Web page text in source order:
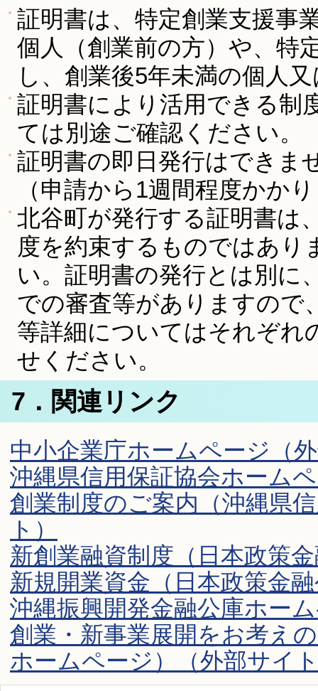
証明書は、特定創業支援事
個人（創業前の方）や、特
し、創業後5年未満の個人
証明書により活用できる制
ては別途ご確認ください。
証明書の即日発行はできま
（申請から1週間程度かか
北谷町が発行する証明書は
度を約束するものではあり
い。証明書の発行とは別に
での審査等がありますので
等詳細についてはそれぞれ
せください。
7．関連リンク
中小企業庁ホームページ（
沖縄県信用保証協会ホーム
創業制度のご案内（沖縄県
ト）
新創業融資制度（日本政策
新規開業資金（日本政策金
沖縄振興開発金融公庫ホー
創業・新事業展開をお考え
ホームページ）（外部サイ